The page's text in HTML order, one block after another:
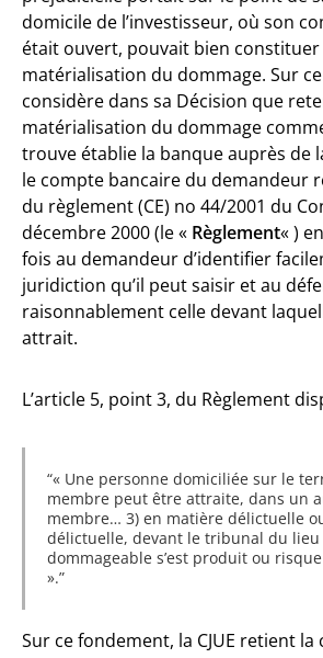
domicile de l’investisseur, où son
était ouvert, pouvait bien constituer
matérialisation du dommage. Sur ce
considère dans sa Décision que
matérialisation du dommage
trouve établie la banque auprès de
le compte bancaire du demandeur
du règlement (CE) no 44/2001 du
décembre 2000 (le « Règlement« )
fois au demandeur d’identifier
juridiction qu’il peut saisir et au
raisonnablement celle devant
attrait.
L’article 5, point 3, du Règlement
« Une personne domiciliée sur le
membre peut être attraite, dans un
membre… 3) en matière délictuelle
délictuelle, devant le tribunal du
dommageable s’est produit ou
».
Sur ce fondement, la CJUE retient